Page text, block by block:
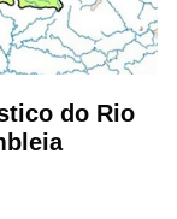
do Rio